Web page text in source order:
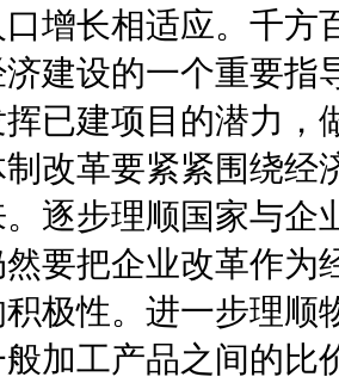
增长相适应。千方
建设的一个重要指
已建项目的潜力，
改革要紧紧围绕经
逐步理顺国家与企
然要把企业改革作
极性。进一步理顺
加工产品之间的比